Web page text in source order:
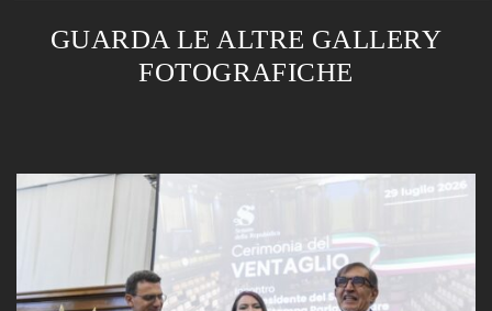
GUARDA LE ALTRE GALLERY
FOTOGRAFICHE